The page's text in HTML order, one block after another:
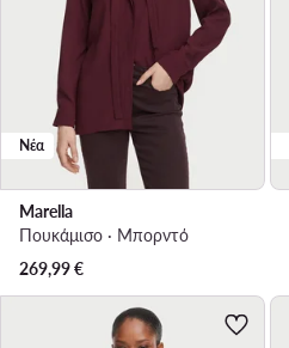
Νέα
Marella
Πουκάμισο · Μπορντό
269,99€